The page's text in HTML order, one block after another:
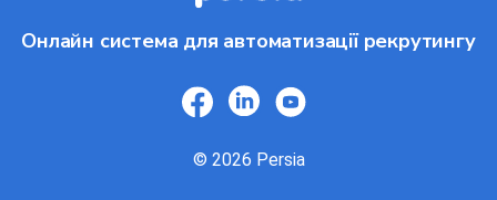
Онлайн система для автоматизації рекрутингу
© 2026 Persia